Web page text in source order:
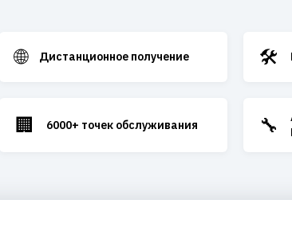
🌐 Дистанционное получение 🛠️
🏢 6000+ точек обслуживания 🔧